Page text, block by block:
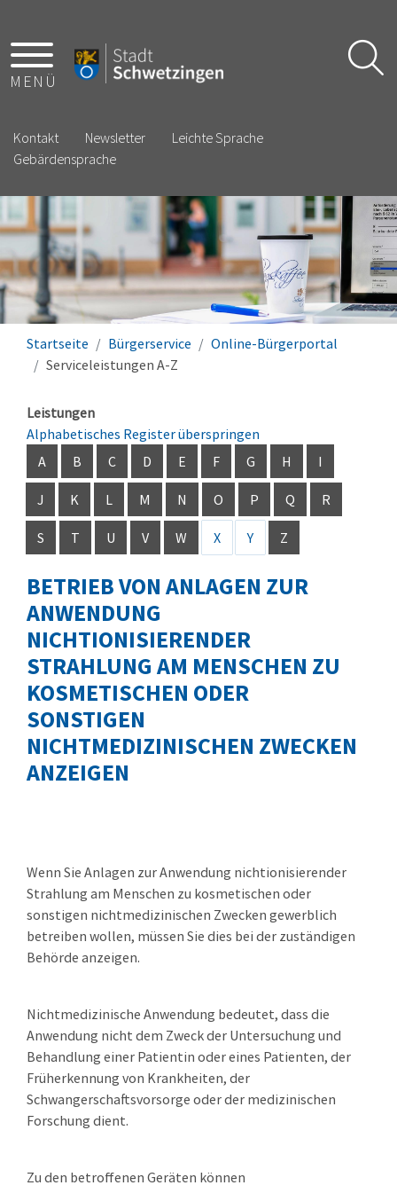
MENÜ
Kontakt Newsletter
Leichte Sprache
Gebärdensprache
Startseite Bürgerservice
Online-Bürgerportal
Serviceleistungen A-Z
Leistungen
Alphabetisches Register überspringen
A
B C D E F G H I
J K L M N O P Q R
S T U V W X Y Z
BETRIEB VON ANLAGEN ZUR
ANWENDUNG
NICHTIONISIERENDER
STRAHLUNG AM MENSCHEN ZU
KOSMETISCHEN ODER
SONSTIGEN
NICHTMEDIZINISCHEN ZWECKEN
ANZEIGEN
Wenn Sie Anlagen zur Anwendung nichtionisierender
Strahlung am Menschen zu kosmetischen oder
sonstigen nichtmedizinischen Zwecken gewerblich
betreiben wollen, müssen Sie dies bei der zuständigen
Behörde anzeigen.
Nichtmedizinische Anwendung bedeutet, dass die
Anwendung nicht dem Zweck der Untersuchung und
Behandlung einer Patientin oder eines Patienten, der
Früherkennung von Krankheiten, der
Schwangerschaftsvorsorge oder der medizinischen
Forschung dient.
Zu den betroffenen Geräten können